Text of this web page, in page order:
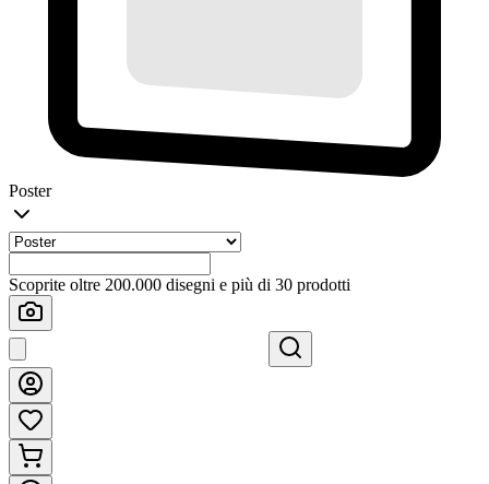
Poster
Scoprite oltre 200.000 disegni e più di 30 prodotti